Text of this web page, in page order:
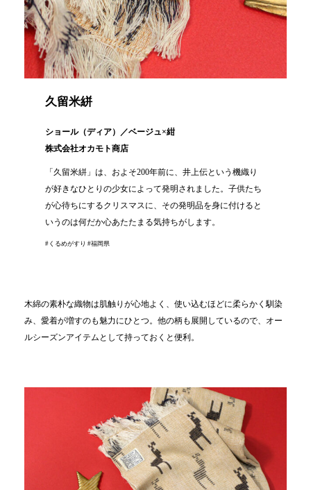
久留米絣
ショール（ディア）／ベージュ×紺
株式会社オカモト商店
「久留米絣」は、およそ200年前に、井上伝という機織り
が好きなひとりの少女によって発明されました。子供たち
が心待ちにするクリスマスに、その発明品を身に付けると
いうのは何だか心あたたまる気持ちがします。
#くるめがすり #福岡県
木綿の素朴な織物は肌触りが心地よく、使い込むほどに柔らかく馴染
み、愛着が増すのも魅力にひとつ。他の柄も展開しているので、オー
ルシーズンアイテムとして持っておくと便利。